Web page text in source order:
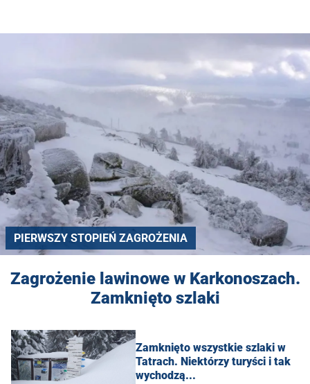
PIERWSZY STOPIEŃ ZAGROŻENIA
Zagrożenie lawinowe w Karkonoszach.
Zamknięto szlaki
Zamknięto wszystkie szlaki w
Tatrach. Niektórzy turyści i tak
wychodzą...